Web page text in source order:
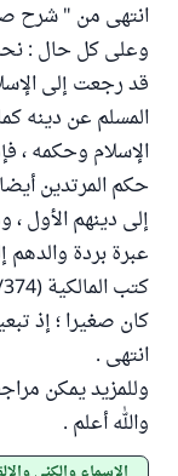
انتهى من " شرح
وعلى كل حال :
قد رجعت إلى
المسلم عن دينه
الإسلام وحكمه ،
حكم المرتدين أيضا
إلى دينهم الأول
عبرة بردة والدهم
كان صغيرا ؛ إذ
انتهى .
وللمزيد يمكن
والله أعلم .